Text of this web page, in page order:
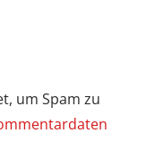
um Spam zu